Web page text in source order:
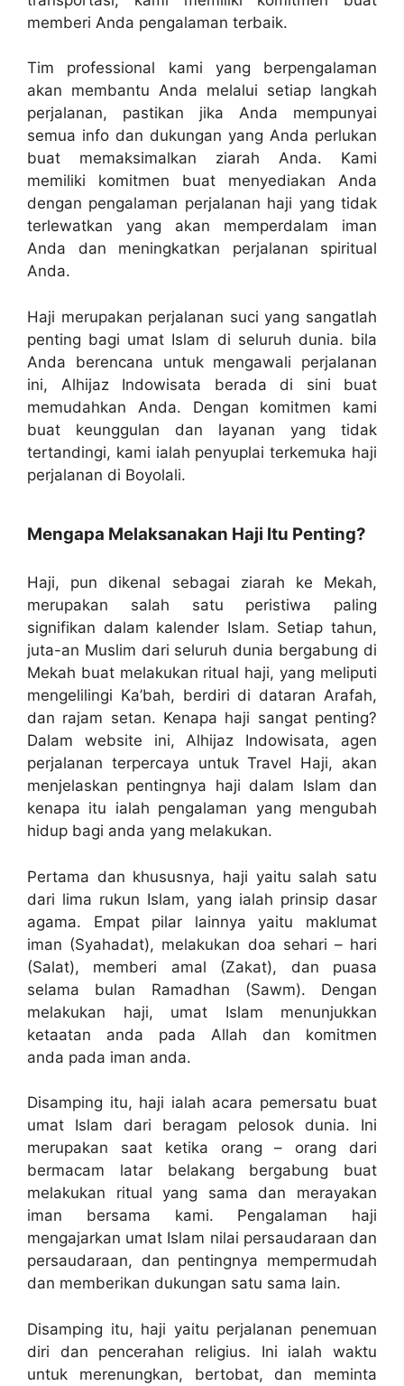
memberi Anda pengalaman terbaik.
Tim professional kami yang berpengalaman
akan membantu Anda melalui setiap langkah
perjalanan, pastikan jika Anda mempunyai
semua info dan dukungan yang Anda perlukan
buat memaksimalkan ziarah Anda. Kami
memiliki komitmen buat menyediakan Anda
dengan pengalaman perjalanan haji yang tidak
terlewatkan yang akan memperdalam iman
Anda dan meningkatkan perjalanan spiritual
Anda.
Haji merupakan perjalanan suci yang sangatlah
penting bagi umat Islam di seluruh dunia. bila
Anda berencana untuk mengawali perjalanan
ini, Alhijaz Indowisata berada di sini buat
memudahkan Anda. Dengan komitmen kami
buat keunggulan dan layanan yang tidak
tertandingi, kami ialah penyuplai terkemuka haji
perjalanan di Boyolali.
Mengapa Melaksanakan Haji Itu Penting?
Haji, pun dikenal sebagai ziarah ke Mekah,
merupakan salah satu peristiwa paling
signifikan dalam kalender Islam. Setiap tahun,
juta-an Muslim dari seluruh dunia bergabung di
Mekah buat melakukan ritual haji, yang meliputi
mengelilingi Ka’bah, berdiri di dataran Arafah,
dan rajam setan. Kenapa haji sangat penting?
Dalam website ini, Alhijaz Indowisata, agen
perjalanan terpercaya untuk Travel Haji, akan
menjelaskan pentingnya haji dalam Islam dan
kenapa itu ialah pengalaman yang mengubah
hidup bagi anda yang melakukan.
Pertama dan khususnya, haji yaitu salah satu
dari lima rukun Islam, yang ialah prinsip dasar
agama. Empat pilar lainnya yaitu maklumat
iman (Syahadat), melakukan doa sehari – hari
(Salat), memberi amal (Zakat), dan puasa
selama bulan Ramadhan (Sawm). Dengan
melakukan haji, umat Islam menunjukkan
ketaatan anda pada Allah dan komitmen
anda pada iman anda.
Disamping itu, haji ialah acara pemersatu buat
umat Islam dari beragam pelosok dunia. Ini
merupakan saat ketika orang – orang dari
bermacam latar belakang bergabung buat
melakukan ritual yang sama dan merayakan
iman bersama kami. Pengalaman haji
mengajarkan umat Islam nilai persaudaraan dan
persaudaraan, dan pentingnya mempermudah
dan memberikan dukungan satu sama lain.
Disamping itu, haji yaitu perjalanan penemuan
diri dan pencerahan religius. Ini ialah waktu
untuk merenungkan, bertobat, dan meminta